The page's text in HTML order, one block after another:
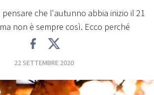
pensare che l'autunno abbia inizio il 21
non è sempre così. Ecco perché
22 SETTEMBRE 2020